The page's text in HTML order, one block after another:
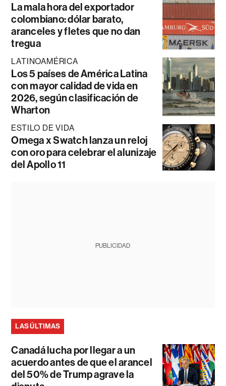
La mala hora del exportador
colombiano: dólar barato,
aranceles y fletes que no dan
tregua
LATINOAMÉRICA
Los 5 países de América Latina
con mayor calidad de vida en
2026, según clasificación de
Wharton
ESTILO DE VIDA
Omega x Swatch lanza un reloj
con oro para celebrar el alunizaje
del Apollo 11
PUBLICIDAD
LAS ÚLTIMAS
Canadá lucha por llegar a un
acuerdo antes de que el arancel
del 50% de Trump agrave la